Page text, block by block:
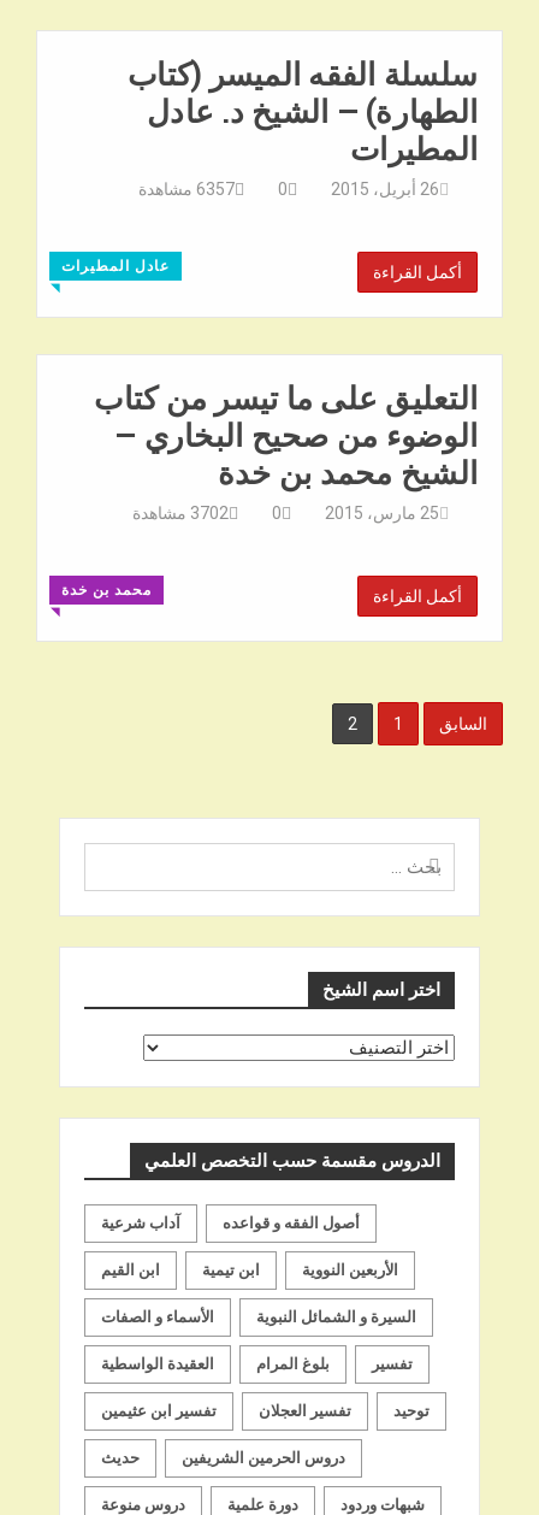
سلسلة الفقه الميسر (كتاب
الطهارة) – الشيخ د. عادل
المطيرات
26 أبريل، 2015 0
6357 مشاهدة
عادل المطيرات
◥
أكمل القراءة
التعليق على ما تيسر من كتاب
الوضوء من صحيح البخاري –
الشيخ محمد بن خدة
25 مارس، 2015 0
3702 مشاهدة
محمد بن خدة
◥
أكمل القراءة
تعدد
السابق 1
2
البحث
عن
اختر اسم الشيخ
اختر
الدروس مقسمة حسب التخصص العلمي
آداب شرعية أصول الفقه و قواعده
ابن القيم ابن تيمية الأربعين النووية
الأسماء و الصفات السيرة و الشمائل النبوية
العقيدة الواسطية بلوغ المرام تفسير
تفسير ابن عثيمين تفسير العجلان توحيد
حديث دروس الحرمين الشريفين
دروس منوعة دورة علمية شبهات وردود